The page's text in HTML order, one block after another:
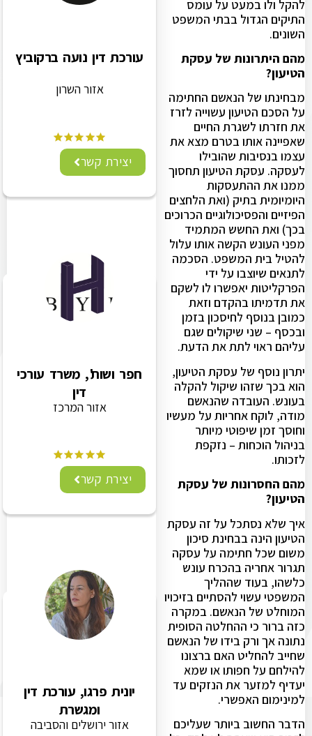
להקל ולו במעט על עומס
התיקים הגדול בבתי המשפט
השונים.
מהם היתרונות של עסקת
הטיעון?
מבחינתו של הנאשם החתימה
על הסכם הטיעון עשוייה לזרז
את חזרתו לשגרת החיים
שאפיינה אותו בטרם מצא את
עצמו בנסיבות שהובילו
לעסקה. עסקת הטיעון תחסוך
ממנו את ההתעסקות
היומיומית בתיק (ואת הלחצים
הפיזיים והפסיכולוגיים הכרוכים
בכך) ואת החשש המתמיד
מפני העונש הקשה אותו עלול
להטיל בית המשפט. הסכמה
לתנאים שיוצבו על ידי
הפרקליטות יאפשרו לו לשקם
את תדמיתו בהקדם וזאת
כמובן בנוסף לחיסכון בזמן
ובכסף – שני שיקולים שגם
עליהם ראוי לתת את הדעת.
יתרון נוסף של עסקת הטיעון,
הוא בכך שזהו שיקול להקלה
בעונש. העובדה שהנאשם
מודה, לוקח אחריות על מעשיו
וחוסך זמן שיפוטי מיותר
בניהול הוכחות – נזקפת
לזכותו.
מהם החסרונות של עסקת
הטיעון?
איך שלא נסתכל על זה עסקת
הטיעון הינה בבחינת סיכון
משום שכל חתימה על עסקה
תגרור אחריה בהכרח עונש
כלשהו, בעוד שההליך
המשפטי עשוי להסתיים בזיכויו
המוחלט של הנאשם. במקרה
כזה ברור כי ההחלטה הסופית
נתונה אך ורק בידו של הנאשם
שחייב להחליט האם ברצונו
להילחם על חפותו או שמא
יעדיף למזער את הנזקים עד
למינימום האפשרי.
הדבר החשוב ביותר שעליכם
עורכת דין נועה ברקוביץ
אזור השרון
יצירת קשר
חפר ושות', משרד עורכי
דין
אזור המרכז
יצירת קשר
יונית פרגו, עורכת דין
ומגשרת
אזור ירושלים והסביבה